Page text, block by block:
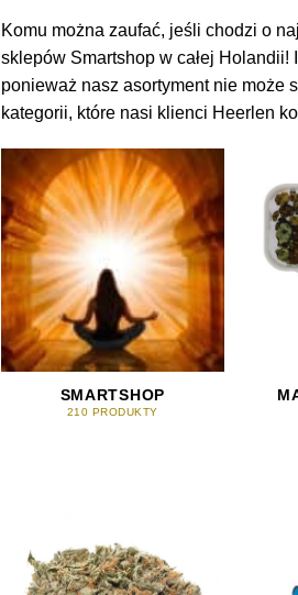
Komu można zaufać, jeśli chodzi o
sklepów Smartshop w całej Holandii!
ponieważ nasz asortyment nie może
kategorii, które nasi klienci Heerlen
SMARTSHOP
210 PRODUKTY